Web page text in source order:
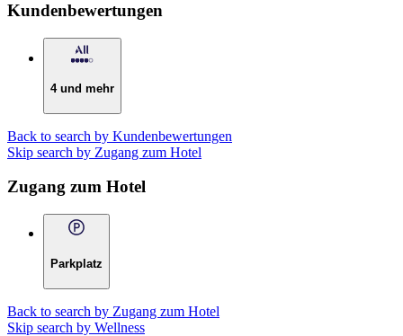
Kundenbewertungen
4 und mehr
Back to search by Kundenbewertungen
Skip search by Zugang zum Hotel
Zugang zum Hotel
Parkplatz
Back to search by Zugang zum Hotel
Skip search by Wellness